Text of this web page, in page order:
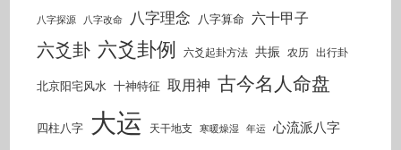
八字探源 八字改命 八字理念 八字算命 六十甲子
六爻卦 六爻卦例 六爻起卦方法 共振 农历 出行卦
北京阳宅风水 十神特征 取用神 古今名人命盘
四柱八字 大运 天干地支 寒暖燥湿 年运 心流派八字